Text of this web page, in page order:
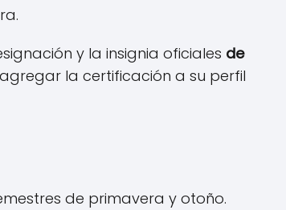
y la insignia oficiales de
la certificación a su perfil
de primavera y otoño.